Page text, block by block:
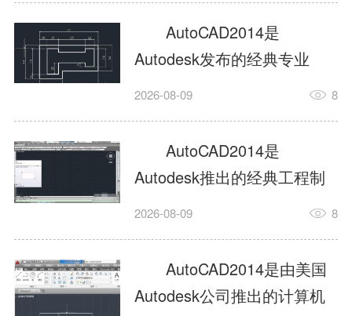
行业工程设计。版本新增图
纸标签页、实景地理地图、
协同设计交流模块，优化命
令行智能纠错与图层批量管
理，支持Win8触屏操作、点
云扫描数据导入，兼容各类
DWG图纸格式，文件互通...
AutoCAD2014是
Autodesk发布的经典专业
CAD制图设计软件，是工程
绘图工具。软件专注精准二
维绘图、图纸编辑、参数化
设计及基础三维建模，广泛
应用于建筑设计、机械制
造、土木工程、室内设计等
多个行业。软件优化绘图流
畅度与文件兼容性，支持参
2026-08-09 8
AutoCAD2014是
Autodesk推出的经典工程制
图设计软件，主打高效精准
建模作业，适配建筑、机
械、市政、室内设计等多行
业场景。软件优化运行机制
2026-08-09 8
AutoCAD2014是由美国
Autodesk公司推出的计算机